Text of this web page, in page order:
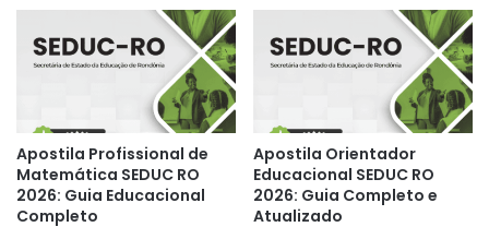
Apostila Profissional de
Matemática SEDUC RO
2026: Guia Educacional
Completo
Apostila Orientador
Educacional SEDUC RO
2026: Guia Completo e
Atualizado